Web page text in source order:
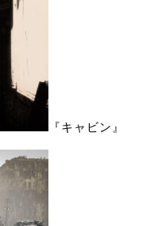
『キャビン』